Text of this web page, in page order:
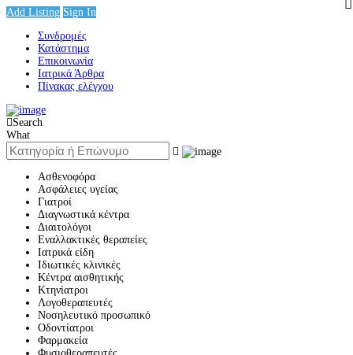
Add Listing Sign In
Συνδρομές
Κατάστημα
Επικοινωνία
Ιατρικά Άρθρα
Πίνακας ελέγχου
Search
What
Ασθενοφόρα
Ασφάλειες υγείας
Γιατροί
Διαγνωστικά κέντρα
Διαιτολόγοι
Εναλλακτικές θεραπείες
Ιατρικά είδη
Ιδιωτικές κλινικές
Κέντρα αισθητικής
Κτηνίατροι
Λογοθεραπευτές
Νοσηλευτικό προσωπικό
Οδοντίατροι
Φαρμακεία